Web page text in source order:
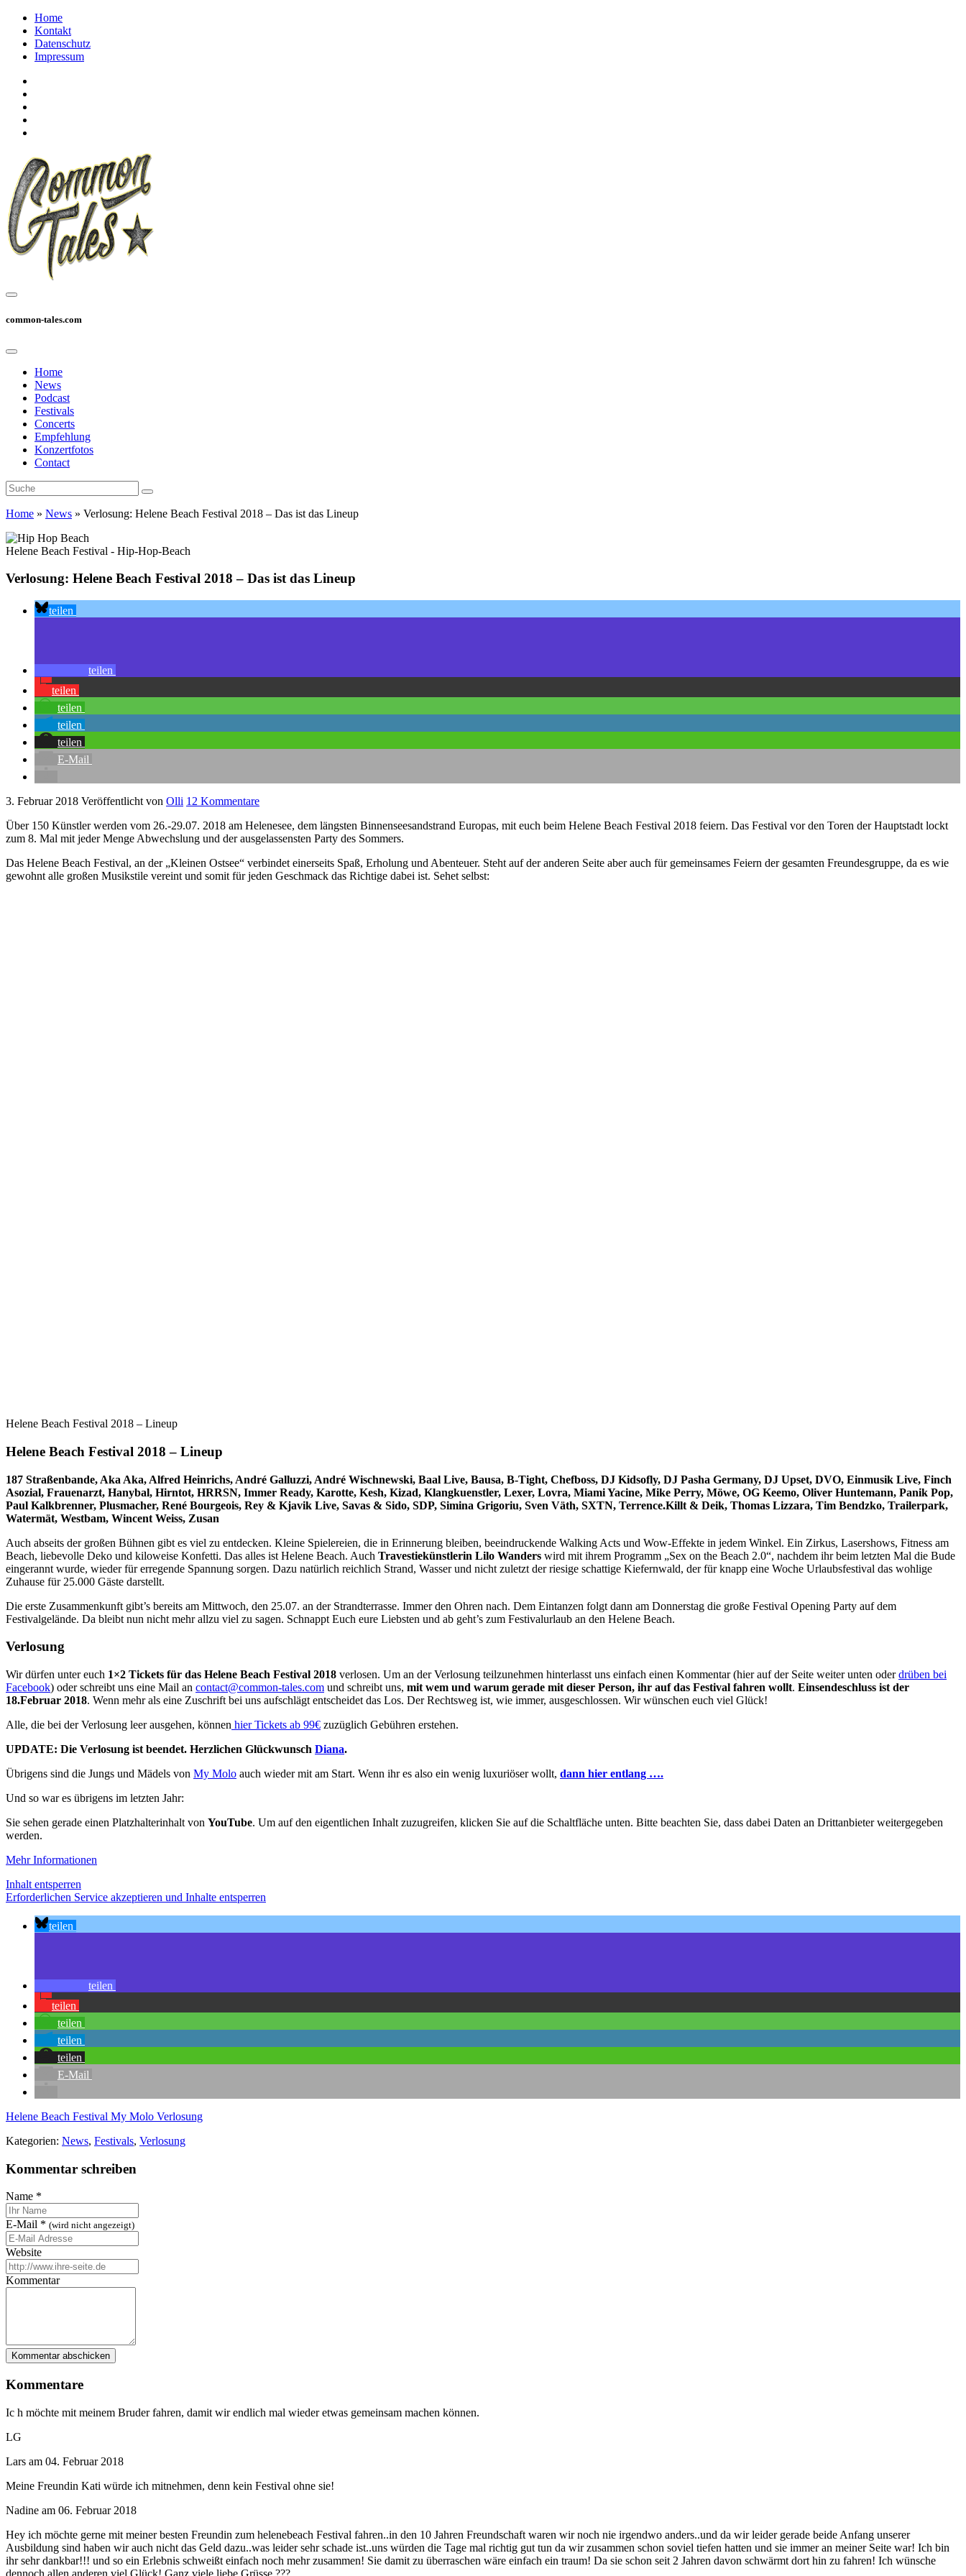
Home
Kontakt
Datenschutz
Impressum
common-tales.com
Home
News
Podcast
Festivals
Concerts
Empfehlung
Konzertfotos
Contact
Home » News » Verlosung: Helene Beach Festival 2018 – Das ist das Lineup
Helene Beach Festival - Hip-Hop-Beach
Verlosung: Helene Beach Festival 2018 – Das ist das Lineup
teilen
teilen
teilen
teilen
teilen
teilen
E-Mail
3. Februar 2018 Veröffentlicht von Olli 12 Kommentare
Über 150 Künstler werden vom 26.-29.07. 2018 am Helenesee, dem längsten Binnenseesandstrand Europas, mit euch beim Helene Beach Festival 2018 feiern. Das Festival vor den Toren der Hauptstadt lockt
zum 8. Mal mit jeder Menge Abwechslung und der ausgelassensten Party des Sommers.
Das Helene Beach Festival, an der „Kleinen Ostsee“ verbindet einerseits Spaß, Erholung und Abenteuer. Steht auf der anderen Seite aber auch für gemeinsames Feiern der gesamten Freundesgruppe, da es wie
gewohnt alle großen Musikstile vereint und somit für jeden Geschmack das Richtige dabei ist. Sehet selbst:
Helene Beach Festival 2018 – Lineup
Helene Beach Festival 2018 – Lineup
187 Straßenbande, Aka Aka, Alfred Heinrichs, André Galluzzi, André Wischnewski, Baal Live, Bausa, B-Tight, Chefboss, DJ Kidsofly, DJ Pasha Germany, DJ Upset, DVO, Einmusik Live, Finch
Asozial, Frauenarzt, Hanybal, Hirntot, HRRSN, Immer Ready, Karotte, Kesh, Kizad, Klangkuenstler, Lexer, Lovra, Miami Yacine, Mike Perry, Möwe, OG Keemo, Oliver Huntemann, Panik Pop,
Paul Kalkbrenner, Plusmacher, René Bourgeois, Rey & Kjavik Live, Savas & Sido, SDP, Simina Grigoriu, Sven Väth, SXTN, Terrence.Killt & Deik, Thomas Lizzara, Tim Bendzko, Trailerpark,
Watermät, Westbam, Wincent Weiss, Zusan
Auch abseits der großen Bühnen gibt es viel zu entdecken. Kleine Spielereien, die in Erinnerung bleiben, beeindruckende Walking Acts und Wow-Effekte in jedem Winkel. Ein Zirkus, Lasershows, Fitness am
Beach, liebevolle Deko und kiloweise Konfetti. Das alles ist Helene Beach. Auch Travestiekünstlerin Lilo Wanders wird mit ihrem Programm „Sex on the Beach 2.0“, nachdem ihr beim letzten Mal die Bude
eingerannt wurde, wieder für erregende Spannung sorgen. Dazu natürlich reichlich Strand, Wasser und nicht zuletzt der riesige schattige Kiefernwald, der für knapp eine Woche Urlaubsfestival das wohlige
Zuhause für 25.000 Gäste darstellt.
Die erste Zusammenkunft gibt’s bereits am Mittwoch, den 25.07. an der Strandterrasse. Immer den Ohren nach. Dem Eintanzen folgt dann am Donnerstag die große Festival Opening Party auf dem
Festivalgelände. Da bleibt nun nicht mehr allzu viel zu sagen. Schnappt Euch eure Liebsten und ab geht’s zum Festivalurlaub an den Helene Beach.
Verlosung
Wir dürfen unter euch 1×2 Tickets für das Helene Beach Festival 2018 verlosen. Um an der Verlosung teilzunehmen hinterlasst uns einfach einen Kommentar (hier auf der Seite weiter unten oderdrüben bei
Facebook) oder schreibt uns eine Mail an contact@common-tales.com und schreibt uns, mit wem und warum gerade mit dieser Person, ihr auf das Festival fahren wollt. Einsendeschluss ist der
18.Februar 2018. Wenn mehr als eine Zuschrift bei uns aufschlägt entscheidet das Los. Der Rechtsweg ist, wie immer, ausgeschlossen. Wir wünschen euch viel Glück!
Alle, die bei der Verlosung leer ausgehen, können hier Tickets ab 99€ zuzüglich Gebühren erstehen.
UPDATE: Die Verlosung ist beendet. Herzlichen Glückwunsch Diana.
Übrigens sind die Jungs und Mädels von My Molo auch wieder mit am Start. Wenn ihr es also ein wenig luxuriöser wollt, dann hier entlang ….
Und so war es übrigens im letzten Jahr:
Sie sehen gerade einen Platzhalterinhalt von YouTube. Um auf den eigentlichen Inhalt zuzugreifen, klicken Sie auf die Schaltfläche unten. Bitte beachten Sie, dass dabei Daten an Drittanbieter weitergegeben
werden.
Mehr Informationen
Inhalt entsperren
Erforderlichen Service akzeptieren und Inhalte entsperren
teilen
teilen
teilen
teilen
teilen
teilen
E-Mail
Helene Beach Festival My Molo Verlosung
Kategorien: News, Festivals, Verlosung
Kommentar schreiben
Name *
E-Mail * (wird nicht angezeigt)
Website
Kommentar
Kommentare
Ic h möchte mit meinem Bruder fahren, damit wir endlich mal wieder etwas gemeinsam machen können.
LG
Lars am 04. Februar 2018
Meine Freundin Kati würde ich mitnehmen, denn kein Festival ohne sie!
Nadine am 06. Februar 2018
Hey ich möchte gerne mit meiner besten Freundin zum helenebeach Festival fahren..in den 10 Jahren Freundschaft waren wir noch nie irgendwo anders..und da wir leider gerade beide Anfang unserer
Ausbildung sind haben wir auch nicht das Geld dazu..was leider sehr schade ist..uns würden die Tage mal richtig gut tun da wir zusammen schon soviel tiefen hatten und sie immer an meiner Seite war! Ich bin
ihr sehr dankbar!!! und so ein Erlebnis schweißt einfach noch mehr zusammen! Sie damit zu überraschen wäre einfach ein traum! Da sie schon seit 2 Jahren davon schwärmt dort hin zu fahren! Ich wünsche
dennoch allen anderen viel Glück! Ganz viele liebe Grüsse ???